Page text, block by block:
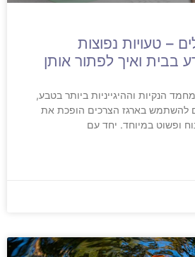
– טעויות נפוצות
בבית ואיך לפתור אותן
הנקיות וההיגייניות ביותר בטבע,
להשתמש בארגז הצרכים הופכת את
ופשוט במיוחד. יחד עם